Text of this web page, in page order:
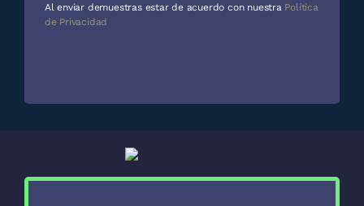
Al enviar demuestras estar de acuerdo con nuestra Política
de Privacidad